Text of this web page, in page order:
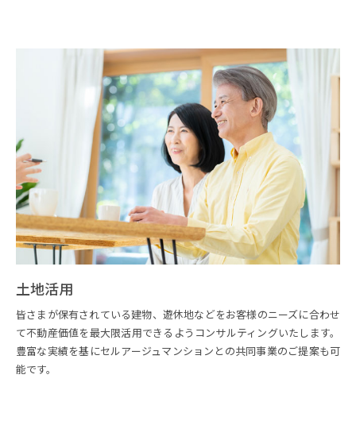
土地活用
皆さまが保有されている建物、遊休地などをお客様のニーズに合わせ
て不動産価値を最大限活用できるようコンサルティングいたします。
豊富な実績を基にセルアージュマンションとの共同事業のご提案も可
能です。